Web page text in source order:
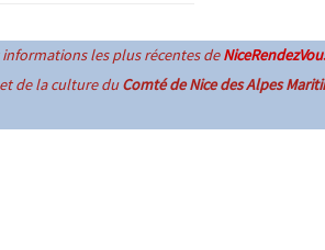
informations les plus récentes de
de la culture duComté de Nice des Alpes